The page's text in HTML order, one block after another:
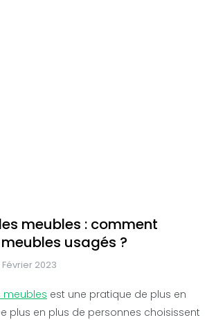
meubles : comment
usagés ?
Février 2023
meubles est une pratique de plus en
plus en plus de personnes choisissent